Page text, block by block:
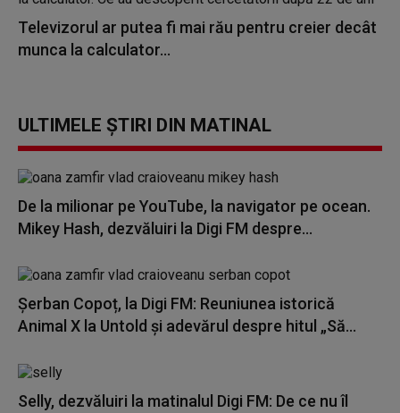
Televizorul ar putea fi mai rău pentru creier decât
munca la calculator...
ULTIMELE ȘTIRI DIN MATINAL
De la milionar pe YouTube, la navigator pe ocean.
Mikey Hash, dezvăluiri la Digi FM despre...
Șerban Copoț, la Digi FM: Reuniunea istorică
Animal X la Untold și adevărul despre hitul „Să...
Selly, dezvăluiri la matinalul Digi FM: De ce nu îl